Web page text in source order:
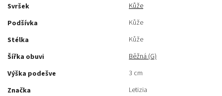
Svršek
Kůže
Podšívka
Kůže
Stélka
Kůže
Šířka obuvi
Běžná (G)
Výška podešve
3 cm
Značka
Letizia